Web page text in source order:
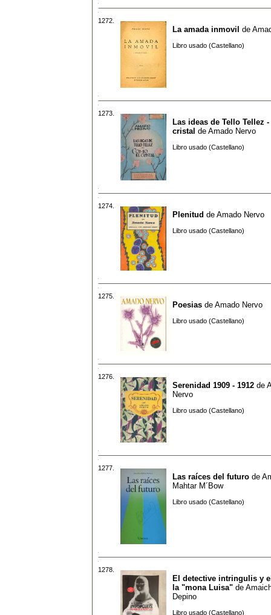
1272.
La amada inmovil de
Libro usado (Castellano)
1273.
Las ideas de Tello Tellez
cristal de Amado Nervo
Libro usado (Castellano)
1274.
Plenitud de Amado Nervo
Libro usado (Castellano)
1275.
Poesias de Amado Nervo
Libro usado (Castellano)
1276.
Serenidad 1909 - 1912 de
Nervo
Libro usado (Castellano)
1277.
Las raíces del futuro de
Mahtar M´Bow
Libro usado (Castellano)
1278.
El detective intringulis y
la "mona Luisa" de
Depino
Libro usado (Castellano)